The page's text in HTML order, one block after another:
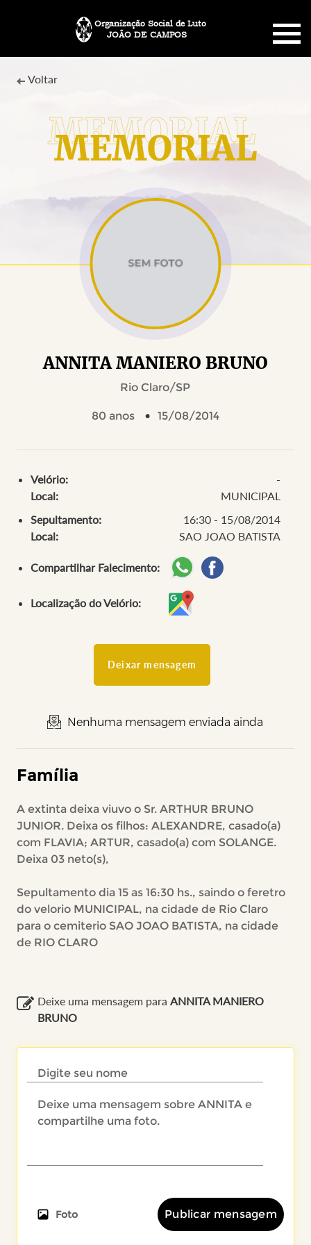
JOÃO DE CAMPOS
Organização Social de Luto
SOBRE NÓS
PLANO FUNERÁRIO
MENSAGENS
MEMORIAL
Voltar
ANNITA MANIERO BRUNO
Rio Claro/SP
80 anos 15/08/2014
Velório:
-
Local:
MUNICIPAL
Sepultamento:
16:30 - 15/08/2014
Local:
SAO JOAO BATISTA
Compartilhar Falecimento:
Localização do Velório:
Deixar mensagem
Nenhuma mensagem enviada ainda
Família
A extinta deixa viuvo o Sr. ARTHUR BRUNO
JUNIOR. Deixa os filhos: ALEXANDRE, casado(a)
com FLAVIA; ARTUR, casado(a) com SOLANGE.
Deixa 03 neto(s),
Sepultamento dia 15 as 16:30 hs., saindo o feretro
do velorio MUNICIPAL, na cidade de Rio Claro
para o cemiterio SAO JOAO BATISTA, na cidade
de RIO CLARO
Deixe uma mensagem para ANNITA MANIERO
BRUNO
Foto Publicar mensagem